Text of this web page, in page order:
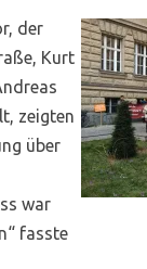
der
Kurt
zeigten
über
war
fasste